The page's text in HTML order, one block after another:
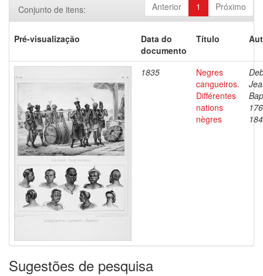
Anterior 1 Próximo
Conjunto de itens:
Pré-visualização
Data do
documento
Título
1835
Negres
cangueiros.
Différentes
nations
nègres
Sugestões de pesquisa